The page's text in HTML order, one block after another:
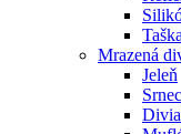
Taška
Mrazená
Jeleň
Srnec